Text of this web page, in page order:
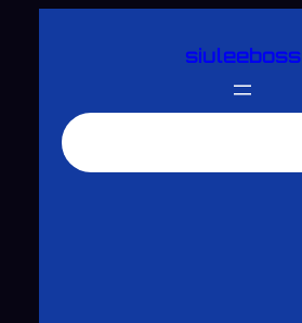
siuleeboss